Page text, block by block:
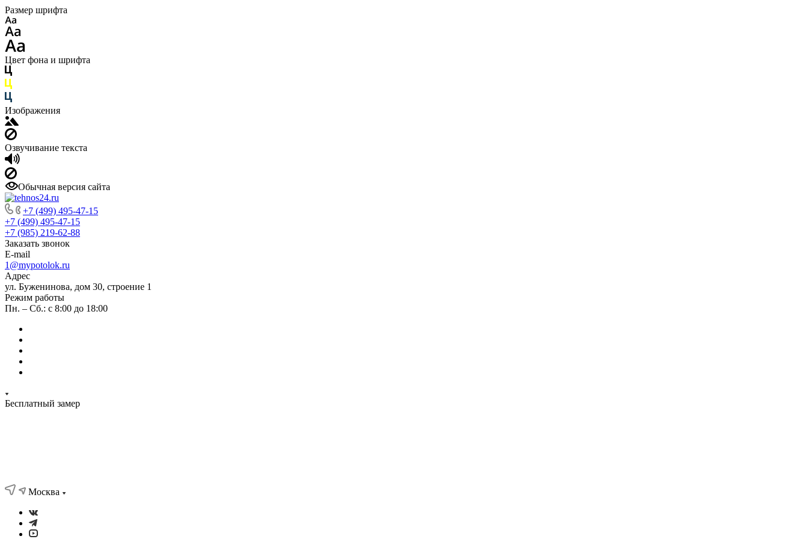
Размер шрифта
Цвет фона и шрифта
Изображения
Озвучивание текста
Обычная версия сайта
+7 (499) 495-47-15
+7 (499) 495-47-15
+7 (985) 219-62-88
Заказать звонок
E-mail
1@mypotolok.ru
Адрес
ул. Буженинова, дом 30, строение 1
Режим работы
Пн. – Сб.: с 8:00 до 18:00
Бесплатный замер
Москва